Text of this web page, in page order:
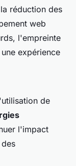
réduction des
web
l'empreinte
expérience
de
l'impact